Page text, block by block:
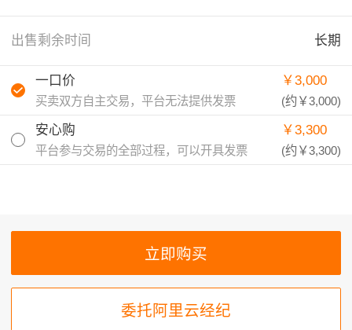
出售剩余时间 长期
一口价
买卖双方自主交易，平台无法提供发票
￥3,000
(约￥3,000)
安心购
平台参与交易的全部过程，可以开具发票
￥3,300
(约￥3,300)
委托阿里云经纪